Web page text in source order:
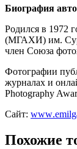
Биография
Родился в 1972
(МГАХИ) им.
член Союза
Фотографии
журналах и
Photography
Сайт: www.
Похожие